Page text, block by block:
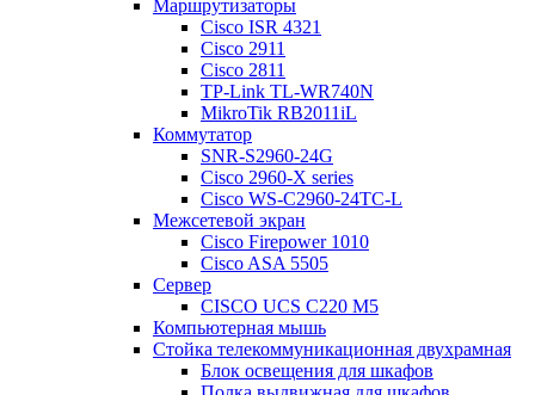
Маршрутизаторы
Cisco ISR 4321
Cisco 2911
Cisco 2811
TP-Link TL-WR740N
MikroTik RB2011iL
Коммутатор
SNR-S2960-24G
Cisco 2960-X series
Cisco WS-C2960-24TC-L
Межсетевой экран
Cisco Firepower 1010
Cisco ASA 5505
Сервер
CISCO UCS C220 M5
Компьютерная мышь
Стойка телекоммуникационная двухрамная
Блок освещения для шкафов